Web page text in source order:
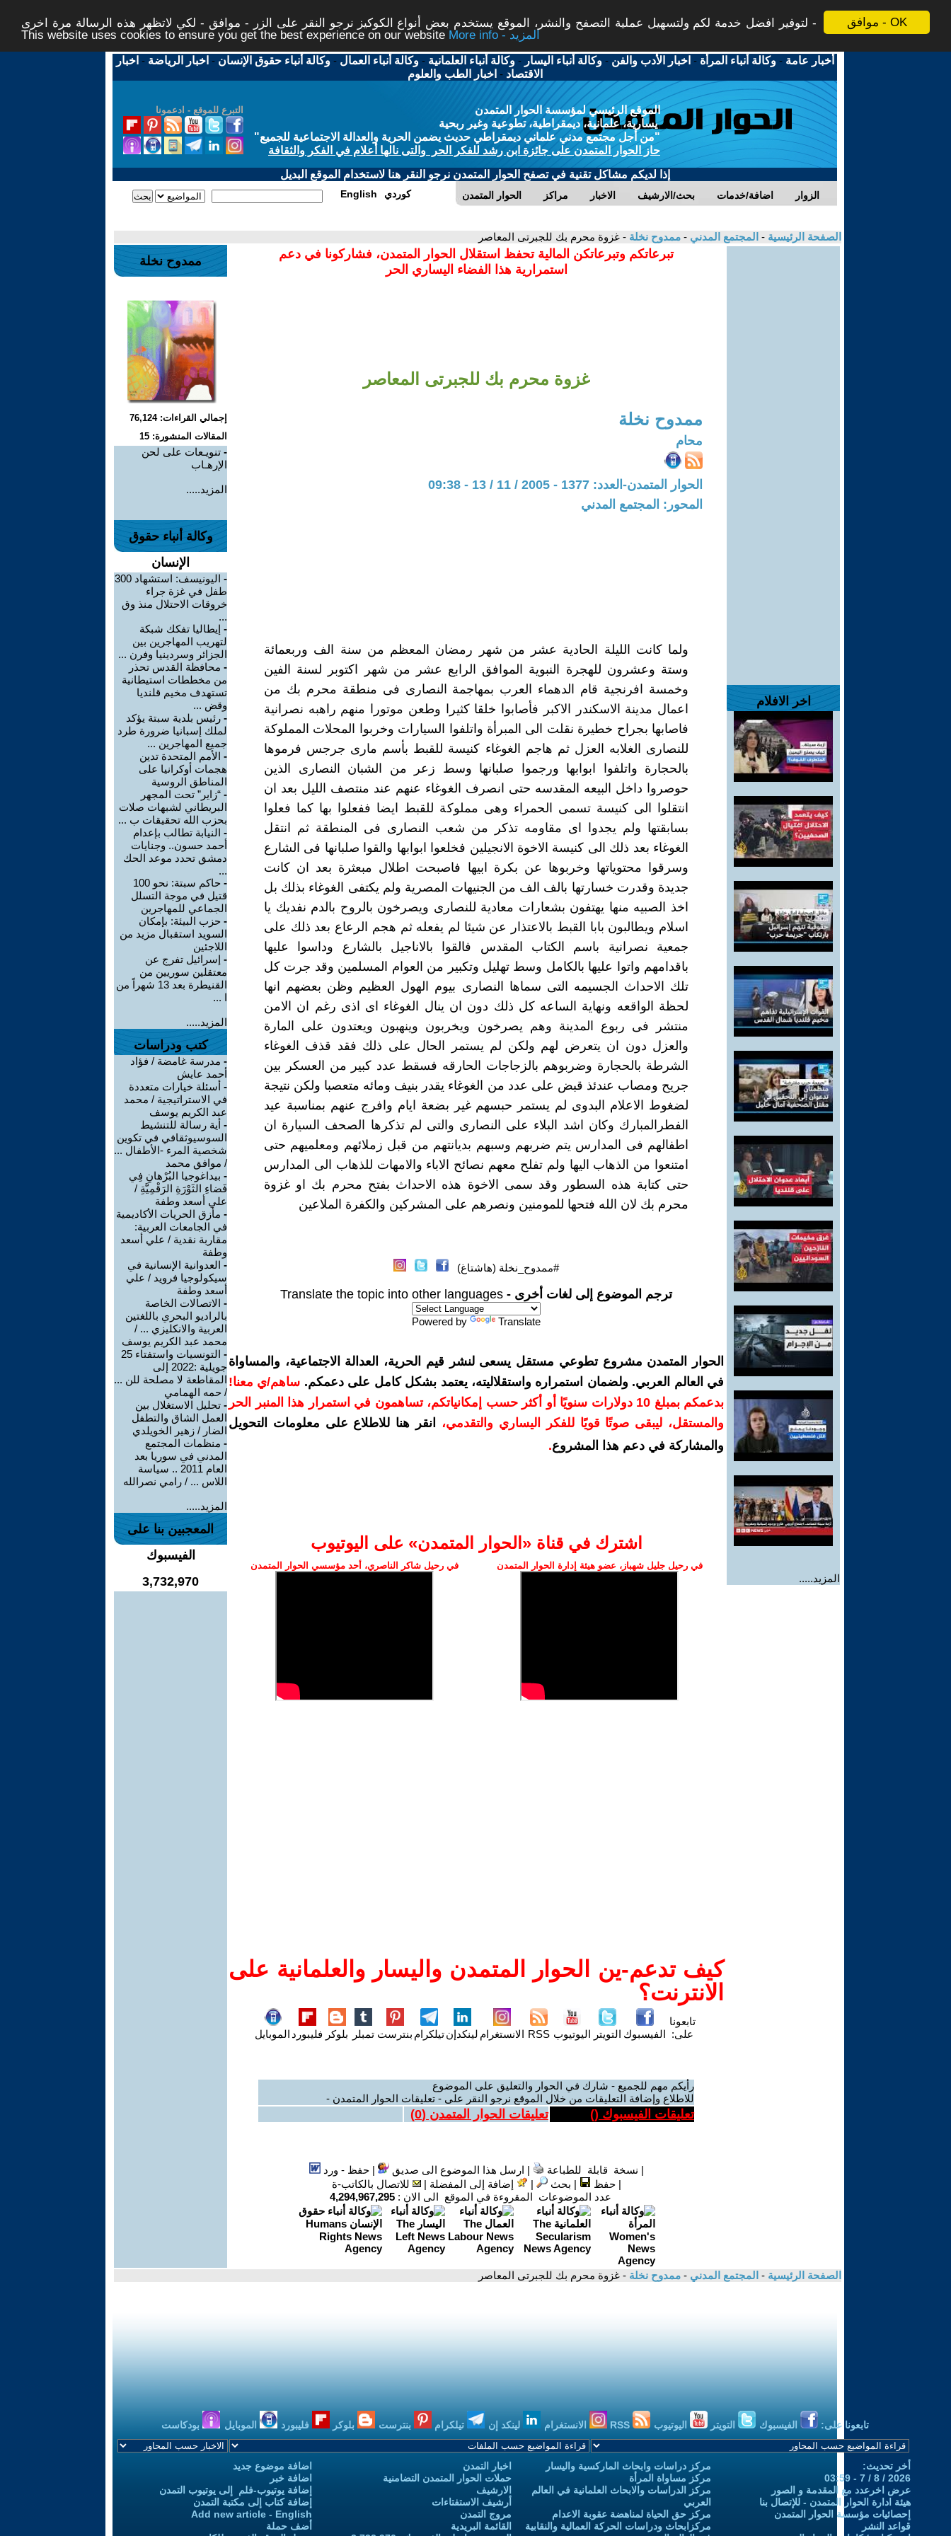
موافق - OK
لتوفير افضل خدمة لكم ولتسهيل عملية التصفح والنشر، الموقع يستخدم بعض أنواع الكوكيز نرجو النقر على الزر - موافق - لكي لاتظهر هذه الرسالة مرة اخرى -
This website uses cookies to ensure you get the best experience on our website
More info - المزيد
أخبار عامة -وكالة أنباء المرأة - اخبار الأدب والفن -وكالة أنباء اليسار -وكالة أنباء العلمانية -وكالة أنباء العمال -وكالة أنباء حقوق الإنسان - اخبار الرياضة - اخبار
الاقتصاد - اخبار الطب والعلوم
التبرع للموقع - ادعمونا
الموقع الرئيسي لمؤسسة الحوار المتمدن
يسارية، علمانية، ديمقراطية، تطوعية وغير ربحية
"من أجل مجتمع مدني علماني ديمقراطي حديث يضمن الحرية والعدالة الاجتماعية للجميع"
حاز الحوار المتمدن على جائزة ابن رشد للفكر الحر والتى نالها أعلام في الفكر والثقافة
إذا لديكم مشاكل تقنية في تصفح الحوار المتمدن نرجو النقر هنا لاستخدام الموقع البديل
الحوار المتمدن مراكز الاخبار بحث/الارشيف اضافة/خدمات الزوار English كوردي
الصفحة الرئيسية - المجتمع المدني - ممدوح نخلة - غزوة محرم بك للجبرتى المعاصر
اخر الافلام
المزيد.....
تبرعاتكم وتبرعاتكن المالية تحفظ استقلال الحوار المتمدن، فشاركونا في دعم
استمرارية هذا الفضاء اليساري الحر
غزوة محرم بك للجبرتى المعاصر
ممدوح نخلة
محام
الحوار المتمدن-العدد: 1377 - 2005 / 11 / 13 - 09:38
المحور: المجتمع المدني
ولما كانت الليلة الحادية عشر من شهر رمضان المعظم من سنة الف وربعمائة
وستة وعشرون للهجرة النبوية الموافق الرابع عشر من شهر اكتوبر لسنة الفين
وخمسة افرنجية قام الدهماء العرب بمهاجمة النصارى فى منطقة محرم بك من
اعمال مدينة الاسكندر الاكبر فأصابوا خلقا كثيرا وطعن موتورا منهم راهبه نصرانية
فاصابها بجراح خطيرة نقلت الى المبرأة واتلفوا السيارات وخربوا المحلات المملوكة
للنصارى الغلابه العزل ثم هاجم الغوغاء كنيسة للقبط بأسم مارى جرجس فرموها
بالحجارة واتلفوا ابوابها ورجموا صلبانها وسط زعر من الشبان النصارى الذين
حوصروا داخل البيعه المقدسه حتى انصرف الغوغاء عنهم عند منتصف الليل بعد ان
انتقلوا الى كنيسة تسمى الحمراء وهى مملوكة للقبط ايضا ففعلوا بها كما فعلوا
بسابقتها ولم يجدوا اى مقاومه تذكر من شعب النصارى فى المنطقة ثم انتقل
الغوغاء بعد ذلك الى كنيسة الاخوة الانجيلين فخلعوا ابوابها والقوا صلبانها فى الشارع
وسرقوا محتوياتها وخربوها عن بكرة ابيها فاصبحت اطلال مبعثرة بعد ان كانت
جديدة وقدرت خسارتها بالف الف من الجنيهات المصرية ولم يكتفى الغوغاء بذلك بل
اخذ الصبيه منها يهتفون بشعارات معادية للنصارى ويصرخون بالروح بالدم نفديك يا
اسلام ويطالبون بابا القبط بالاعتذار عن شيئا لم يفعله ثم هجم الرعاع بعد ذلك على
جمعية نصرانية باسم الكتاب المقدس فالقوا بالاناجيل بالشارع وداسوا عليها
باقدامهم واتوا عليها بالكامل وسط تهليل وتكبير من العوام المسلمين وقد جرت كل
تلك الاحداث الجسيمه التى سماها النصارى بيوم الهول العظيم وظن بعضهم انها
لحظة الواقعه ونهاية الساعه كل ذلك دون ان ينال الغوغاء اى اذى رغم ان الامن
منتشر فى ربوع المدينة وهم يصرخون ويخربون وينهبون ويعتدون على المارة
والعزل دون ان يتعرض لهم ولكن لم يستمر الحال على ذلك فقد قذف الغوغاء
الشرطة بالحجارة وضربوهم بالزجاجات الحارقه فسقط عدد كبير من العسكر بين
جريح ومصاب عندئذ قبض على عدد من الغوغاء يقدر بنيف ومائه متعصبا ولكن نتيجة
لضغوط الاعلام البدوى لم يستمر حبسهم غير بضعة ايام وافرج عنهم بمناسبة عيد
الفطرالمبارك وكان اشد البلاء على النصارى والتى لم تذكرها الصحف السيارة ان
اطفالهم فى المدارس يتم ضربهم وسبهم بديانتهم من قبل زملائهم ومعلميهم حتى
امتنعوا من الذهاب اليها ولم تفلح معهم نصائح الاباء والامهات للذهاب الى المدارس
حتى كتابة هذه السطور وقد سمى الاخوة هذه الاحداث بفتح محرم بك او غزوة
محرم بك لان الله فتحها للمومنين ونصرهم على المشركين والكفرة الملاعين
#ممدوح_نخلة (هاشتاغ)
ترجم الموضوع إلى لغات أخرى - Translate the topic into other languages
Powered by Translate
الحوار المتمدن مشروع تطوعي مستقل يسعى لنشر قيم الحرية، العدالة الاجتماعية، والمساواة
في العالم العربي. ولضمان استمراره واستقلاليته، يعتمد بشكل كامل على دعمكم. ساهم/ي معنا!
بدعمكم بمبلغ 10 دولارات سنويًا أو أكثر حسب إمكانياتكم، تساهمون في استمرار هذا المنبر الحر
والمستقل، ليبقى صوتًا قويًا للفكر اليساري والتقدمي،
انقر هنا للاطلاع على معلومات التحويل
والمشاركة في دعم هذا المشروع.
اشترك في قناة ‫«الحوار المتمدن» على اليوتيوب
في رحيل جليل شهباز، عضو هيئة إدارة الحوار المتمدن في رحيل شاكر الناصري، أحد مؤسسي الحوار المتمدن
كيف تدعم-ين الحوار المتمدن واليسار والعلمانية على
الانترنت؟
تابعونا
على: الفيسبوك التويتر اليوتيوب RSS الانستغرام لينكدإنتيلكرام بنترست تمبلر بلوكر فليبورد الموبايل
رأيكم مهم للجميع - شارك في الحوار والتعليق على الموضوع
للاطلاع وإضافة التعليقات من خلال الموقع نرجو النقر على - تعليقات الحوار المتمدن -
تعليقات الفيسبوك () تعليقات الحوار المتمدن (0
)
| نسخة قابلة للطباعة | ارسل هذا الموضوع الى صديق |حفظ - ورد
|حفظ | بحث | إضافة إلى المفضلة |
للاتصال بالكاتب-ة
عدد الموضوعات المقروءة في الموقع الى الان : 4,294,967,295
ممدوح نخلة
إجمالي القراءات: 76,124
المقالات المنشورة: 15
- تنويـعات على لحن
الإرهـاب
المزيد.....
وكالة أنباء حقوق
الإنسان
-
اليونيسف: استشهاد 300
طفل في غزة جراء
خروقات الاحتلال منذ وق
...
- إيطاليا تفكك شبكة
لتهريب المهاجرين بين
الجزائر وسردينيا وفرن ...
- محافظة القدس تحذر
من مخططات استيطانية
تستهدف مخيم قلنديا
وقض ...
- رئيس بلدية سبتة يؤكد
لملك إسبانيا ضرورة طرد
جميع المهاجرين ...
- الأمم المتحدة تدين
هجمات أوكرانيا على
المناطق الروسية
- “زاير” تحت المجهر
البريطاني لشبهات صلات
بحزب الله تحقيقات ب ...
- النيابة تطالب بإعدام
أحمد حسون.. وجنايات
دمشق تحدد موعد الحك
...
-
حاكم سبتة: نحو 100
قتيل في موجة التسلل
الجماعي للمهاجرين
- حزب البيئة: بإمكان
السويد استقبال مزيد من
اللاجئين
- إسرائيل تفرج عن
معتقلين سوريين من
القنيطرة بعد 13 شهراً من
ا ...
المزيد.....
كتب ودراسات
- مدرسة غامضة / فؤاد
أحمد عايش
- أسئلة خيارات متعددة
في الاستراتيجية / محمد
عبد الكريم يوسف
- أية رسالة للتنشيط
السوسيوثقافي في تكوين
شخصية المرء -الأطفال ...
/ موافق محمد
- بيداغوجيا البُرْهانِ فِي
فَضاءِ الثَوْرَةِ الرَقْمِيَّةِ /
علي أسعد وطفة
- مأزق الحريات الأكاديمية
في الجامعات العربية:
مقاربة نقدية / علي أسعد
وطفة
- العدوانية الإنسانية في
سيكولوجيا فرويد / علي
أسعد وطفة
- الاتصالات الخاصة
بالراديو البحري باللغتين
العربية والانكليزي ... /
محمد عبد الكريم يوسف
-
التونسيات واستفتاء 25
جويلية :2022 إلى
المقاطعة لا مصلحة للن ...
/ حمه الهمامي
- تحليل الاستغلال بين
العمل الشاق والتطفل
الضار / زهير الخويلدي
- منظمات المجتمع
المدني في سوريا بعد
العام 2011 .. سياسة
اللاس ... / رامي نصرالله
المزيد.....
المعجبين بنا على
الفيسبوك
3,732,970
الصفحة الرئيسية - المجتمع المدني - ممدوح نخلة - غزوة محرم بك للجبرتى المعاصر
تابعونا على: الفيسبوك التويتر اليوتيوب الانستغرام لينكد إن تيلكرام بنترست بلوكر فليبورد الموبايل بودكاست
أخر تحديث:
2026 / 8 / 7 - 03:59
عرض اخرعدد مع المقدمة و الصور
هيئة ادارة الحوار المتمدن - للإتصال بنا
إحصائيات مؤسسة الحوار المتمدن
قواعد النشر
مركز دراسات وابحاث الماركسية واليسار
مركز مساواة المرأة
مركز الدراسات والابحاث العلمانية في العالم
العربي
مركز حق الحياة لمناهضة عقوبة الاعدام
مركزابحاث ودراسات الحركة العمالية والنقابية
اخبار التمدن
حملات الحوار المتمدن التضامنية
الارشيف
أرشيف الاستفتاءات
مروج التمدن
القائمة البريدية
اضافة موضوع جديد
اضافة خبر
إضافة يوتيوب-فلم إلى يوتيوب التمدن
إضافة كتاب إلى مكتبة التمدن
Add new article - English
أضف حملة